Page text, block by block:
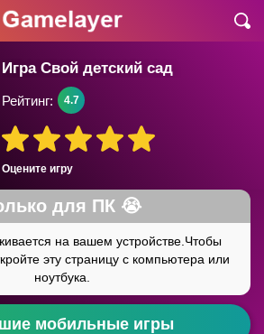
Игра Свой детский сад
Оцените игру
Рейтинг: 4.7
мобильные игры